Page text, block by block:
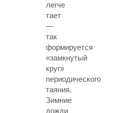
легче
тает
—
так
формируется
«замкнутый
круг»
периодического
таяния.
Зимние
дожди